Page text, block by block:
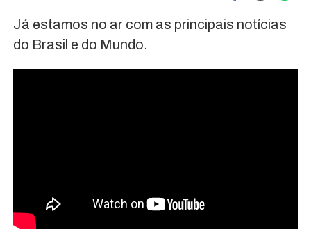
Já estamos no ar com as principais notícias
do Brasil e do Mundo.